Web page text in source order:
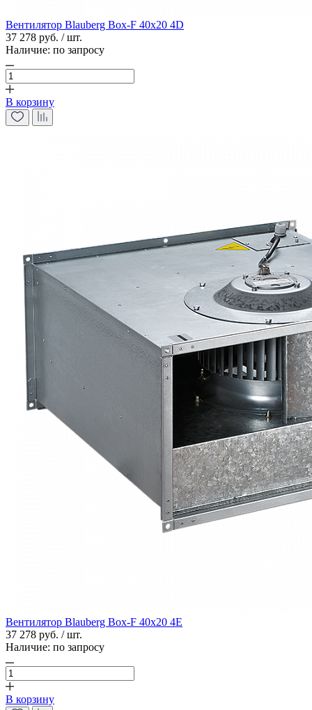
Вентилятор Blauberg Box-F 40х20 4D
37 278 руб. / шт.
Наличие: по запросу
В корзину
Вентилятор Blauberg Box-F 40х20 4E
37 278 руб. / шт.
Наличие: по запросу
В корзину